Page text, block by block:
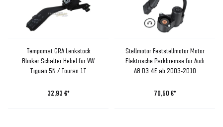
Tempomat GRA Lenkstock
Blinker Schalter Hebel für VW
Tiguan 5N / Touran 1T
32,93 €*
Stellmotor Feststellmotor Motor
Elektrische Parkbremse für Audi
A8 D3 4E ab 2003-2010
70,50 €*